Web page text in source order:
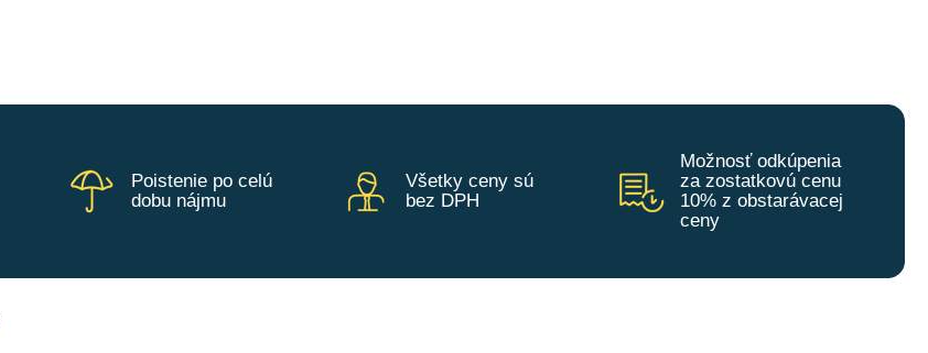
Poistenie po celú
dobu nájmu
Všetky ceny sú
bez DPH
Možnosť odkúpenia
za zostatkovú cenu
10% z obstarávacej
ceny